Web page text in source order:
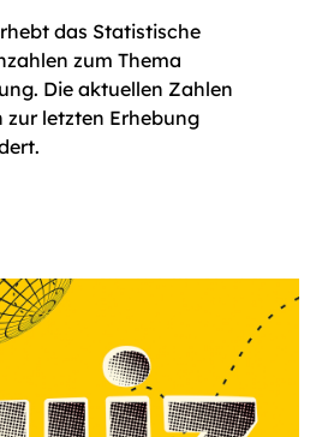
das Statistische
zum Thema
Die aktuellen Zahlen
zur letzten Erhebung